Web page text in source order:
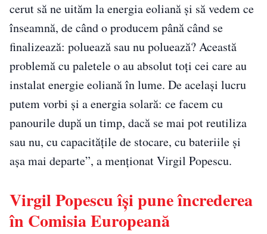
cerut să ne uităm la energia eoliană şi să vedem ce
înseamnă, de când o producem până când se
finalizează: poluează sau nu poluează? Această
problemă cu paletele o au absolut toţi cei care au
instalat energie eoliană în lume. De acelaşi lucru
putem vorbi şi a energia solară: ce facem cu
panourile după un timp, dacă se mai pot reutiliza
sau nu, cu capacităţile de stocare, cu bateriile şi
aşa mai departe”, a menţionat Virgil Popescu.
Virgil Popescu își pune încrederea
în Comisia Europeană